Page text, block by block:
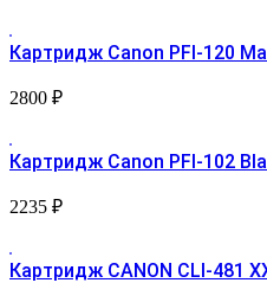
Картридж Canon PFI-120
2800 ₽
Картридж Canon PFI-102
2235 ₽
Картридж CANON CLI-481